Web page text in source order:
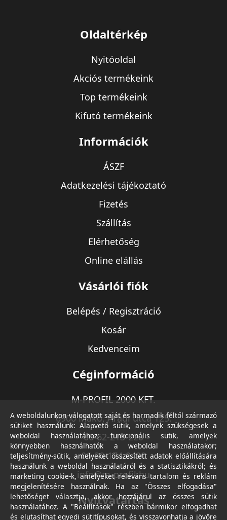
Oldaltérkép
Nyitóoldal
Akciós termékeink
Top termékeink
Kifutó termékeink
Információk
ÁSZF
Adatkezelési tájékoztató
Fizetés
Szállítás
Elérhetőség
Online elállás
Vásárlói fiók
Belépés / Regisztráció
Kosár
Kedvenceim
Céginformáció
M-PROFIL 2000 KFT.
6900 Makó, Aradi utca 125.
06-62-213-220
06-30-174-9490
info@m-profil.hu
Nyitvatartás
A weboldalunkon válogatott saját és harmadik féltől származó
sütiket használunk: Alapvető sütik, amelyek szükségesek a
weboldal használatához; funkcionális sütik, amelyek
könnyebben használhatók a weboldal használatakor;
teljesítmény-sütik, amelyeket összesített adatok előállítására
használunk a weboldal használatáról és a statisztikákról; és
marketing cookie-k, amelyeket releváns tartalom és reklám
megjelenítésére használnak. Ha az "Összes elfogadása"
lehetőséget választja, akkor hozzájárul az összes sütik
használatához. A "Beállítások" részben bármikor elfogadhat
és elutasíthat egyedi sütitípusokat, és visszavonhatja a jövőre